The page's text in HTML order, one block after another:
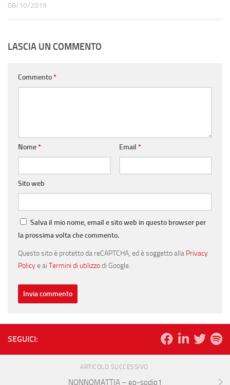
08/10/2019
LASCIA UN COMMENTO
Commento*
Nome* Email *
Sito web
Salva il mio nome, email e sito web in questo browser per
la prossima volta che commento.
Questo sito è protetto da reCAPTCHA, ed è soggetto alla Privacy
Policye ai Termini di utilizzodi Google.
SEGUICI:
ARTICOLO SUCCESSIVO
NONNOMATTIA – ep-sodio1